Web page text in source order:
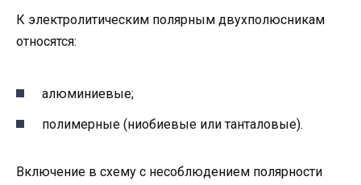
К электролитическим полярным двухполюсникам
относятся:
алюминиевые;
полимерные (ниобиевые или танталовые).
Включение в схему с несоблюдением полярности